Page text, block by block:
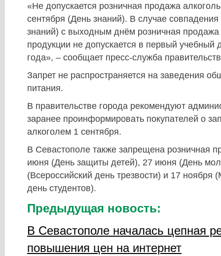
«Не допускается розничная продажа
сентября (День знаний). В случае
знаний) с выходным днём розничная продажа
продукции не допускается в первый учебный
года», – сообщает пресс-служба
Запрет не распространяется на заведения
питания.
В правительстве города рекомендуют
заранее проинформировать покупателей о
алкоголем 1 сентября.
В Севастополе также запрещена розничная
июня (День защиты детей), 27 июня (День
(Всероссийский день трезвости) и 17
день студентов).
Предыдущая новость:
В Севастополе началась цепная
повышения цен на интернет